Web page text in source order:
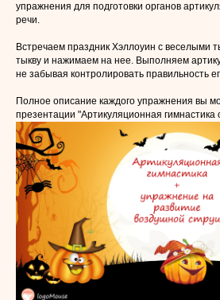
упражнения для подготовки органов
речи.
Встречаем праздник Хэллоуин с веселыми
тыкву и нажимаем на нее. Выполняем
не забывая контролировать правильность
Полное описание каждого упражнения вы
презентации "Артикуляционная гимнастика